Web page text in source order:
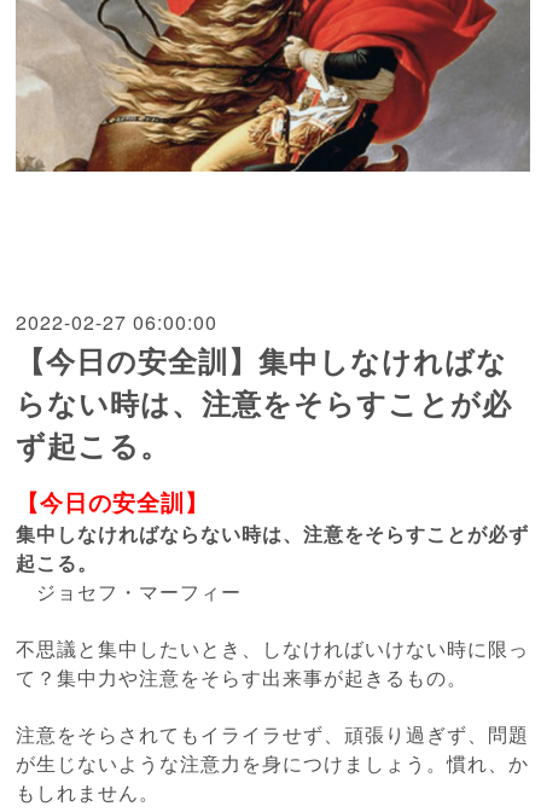
2022-02-27 06:00:00
【今日の安全訓】集中しなければな
らない時は、注意をそらすことが必
ず起こる。
【今日の安全訓】
集中しなければならない時は、注意をそらすことが必ず
起こる。
ジョセフ・マーフィー
不思議と集中したいとき、しなければいけない時に限っ
て？集中力や注意をそらす出来事が起きるもの。
注意をそらされてもイライラせず、頑張り過ぎず、問題
が生じないような注意力を身につけましょう。慣れ、か
もしれません。